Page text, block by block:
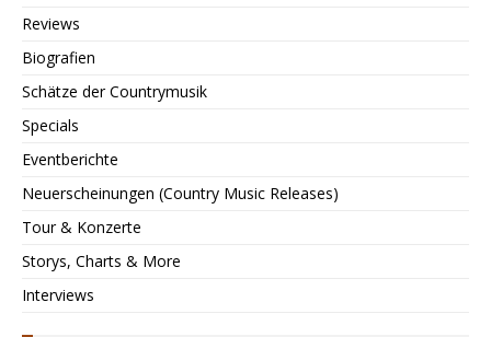
Reviews
Biografien
Schätze der Countrymusik
Specials
Eventberichte
Neuerscheinungen (Country Music Releases)
Tour & Konzerte
Storys, Charts & More
Interviews